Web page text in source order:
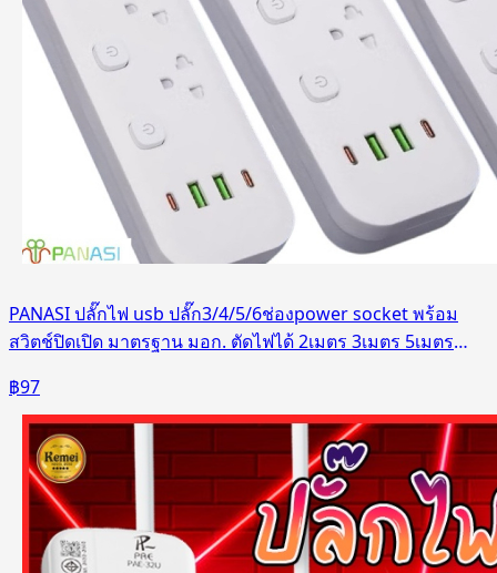
PANASI ปลั๊กไฟ usb ปลั๊ก3/4/5/6ช่องpower socket พร้อม
สวิตช์ปิดเปิด มาตรฐาน มอก. ตัดไฟได้ 2เมตร 3เมตร 5เมตร
฿97